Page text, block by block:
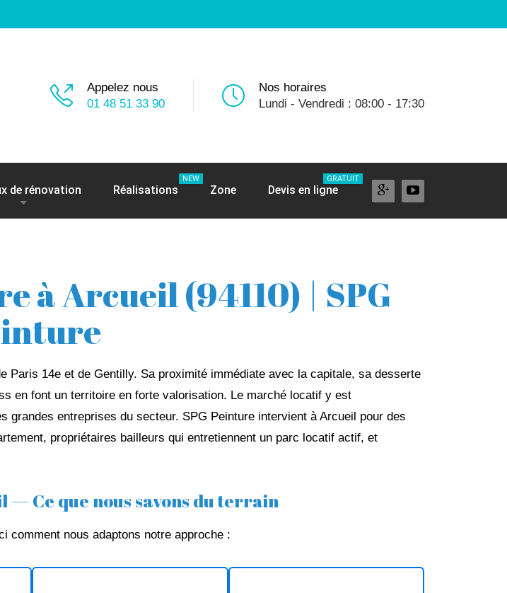
Appelez nous
01 48 51 33 90
Nos horaires
Lundi - Vendredi : 08:00 - 17:30
de rénovation Réalisations
NEW
Zone Devis en ligne
GRATUIT
à Arcueil (94110) | SPG
Paris 14e et de Gentilly. Sa proximité immédiate avec la capitale, sa desserte
en font un territoire en forte valorisation. Le marché locatif y est
entreprises du secteur. SPG Peinture intervient à Arcueil pour des
propriétaires bailleurs qui entretiennent un parc locatif actif, et
— Ce que nous savons du terrain
comment nous adaptons notre approche :